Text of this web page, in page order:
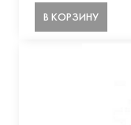
В КОРЗИНУ